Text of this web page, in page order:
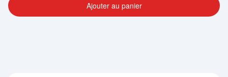
Ajouter au panier